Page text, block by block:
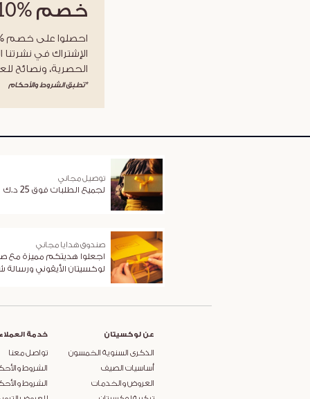
خصم %10
الإشتراك في نشرتنا
الحصرية، ونصائح
*تطبق الشروط والأحكام
توصيل مجاني
لجميع الطلبات فوق 25 د.ك
صندوق هدايا مجاني
اجعلوا هديتكم مميزة مع
لوكسيتان الأيقوني
عن لوكسيتان
الذكرى السنوية الخمسون
أساسيات الصيف
العروض والخدمات
خدمة العملاء
تواصل معنا
الشروط
الشروط